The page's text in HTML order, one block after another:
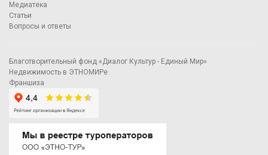
Медиатека
Статьи
Вопросы и ответы
Благотворительный фонд «Диалог Культур - Единый Мир»
Недвижимость в ЭТНОМИРе
Франшиза